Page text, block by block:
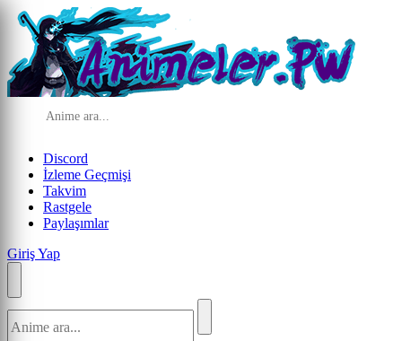
Discord
İzleme Geçmişi
Takvim
Rastgele
Paylaşımlar
Giriş Yap